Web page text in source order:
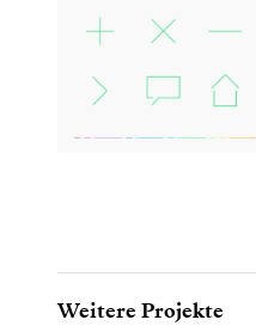
Weitere Projekte